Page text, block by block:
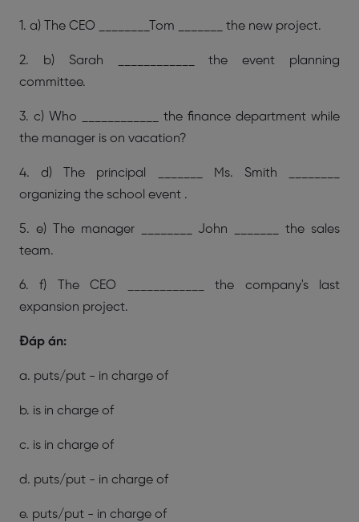
1. a) The CEO ________Tom _______ the new project.
2. b) ​​Sarah ____________ the event planning
committee.
3. c) Who ____________ the finance department while
the manager is on vacation?
4. d) The principal _______ Ms. Smith ________
organizing the school event .
5. e) The manager ________ John _______ the sales
team.
6. f) The CEO ____________ the company's last
expansion project.
Đáp án:
a. puts/put - in charge of
b. is in charge of
c. is in charge of
d. puts/put - in charge of
e. puts/put - in charge of